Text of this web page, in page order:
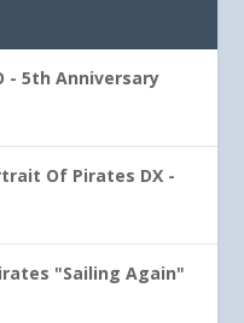
- 5th Anniversary
Of Pirates DX -
"Sailing Again"